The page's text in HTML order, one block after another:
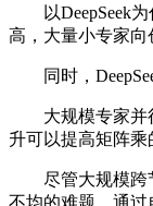
以DeepSeek为
高，大量小专家向
同时，
大规模专家并行
升可以提高矩阵乘
尽管大规模跨节